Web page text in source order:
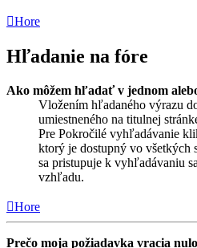
Hore
Hľadanie na fóre
Ako môžem hľadať v jednom
Vložením hľadaného výrazu
umiestneného na titulnej
Pre Pokročilé vyhľadávanie
ktorý je dostupný vo všetkých
sa pristupuje k vyhľadávaniu
vzhľadu.
Hore
Prečo moja požiadavka vracia